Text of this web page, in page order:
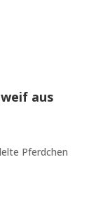
aus
Pferdchen